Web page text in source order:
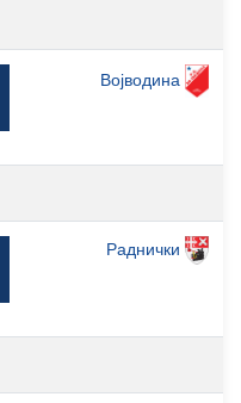
Војводина
Раднички